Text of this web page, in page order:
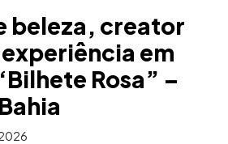
beleza, creator
em
Rosa” –